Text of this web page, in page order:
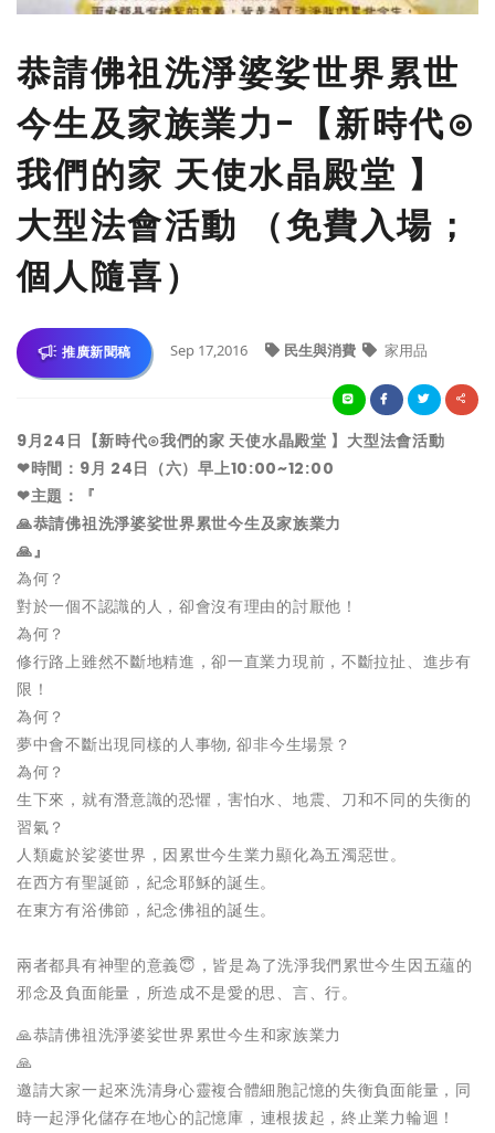
恭請佛祖洗淨婆娑世界累世
今生及家族業力-【新時代⊙
我們的家 天使水晶殿堂 】
大型法會活動 （免費入場；
個人隨喜）
推廣新聞稿 Sep 17,2016 民生與消費 家用品
9月24日【新時代⊙我們的家 天使水晶殿堂 】大型法會活動
❤時間：9月 24日（六）早上10:00~12:00
❤主題：『
🙏恭請佛祖洗淨婆娑世界累世今生及家族業力
🙏』
為何？
對於一個不認識的人，卻會沒有理由的討厭他！
為何？
修行路上雖然不斷地精進，卻一直業力現前，不斷拉扯、進步有
限！
為何？
夢中會不斷出現同樣的人事物, 卻非今生場景？
為何？
生下來，就有潛意識的恐懼，害怕水、地震、刀和不同的失衡的
習氣？
人類處於娑婆世界，因累世今生業力顯化為五濁惡世。
在西方有聖誕節，紀念耶穌的誕生。
在東方有浴佛節，紀念佛祖的誕生。
兩者都具有神聖的意義😇 ，皆是為了洗淨我們累世今生因五蘊的
邪念及負面能量，所造成不是愛的思、言、行。
🙏恭請佛祖洗淨婆娑世界累世今生和家族業力
🙏
邀請大家一起來洗清身心靈複合體細胞記憶的失衡負面能量，同
時一起淨化儲存在地心的記憶庫，連根拔起，終止業力輪迴！